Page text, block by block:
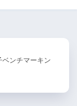
ベンチマーキン